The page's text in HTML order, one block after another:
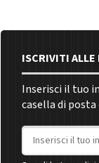
ISCRIVITI ALLE
Inserisci il tuo
casella di
Indirizzo email